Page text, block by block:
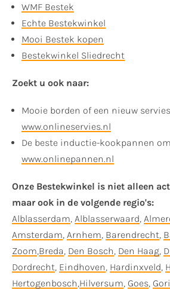
WMF Bestek
Echte Bestekwinkel
Mooi Bestek kopen
Bestekwinkel Sliedrecht
Zoekt u ook naar:
Mooie borden of een nieuw
www.onlineservies.nl
De beste inductie-kookpannen
www.onlinepannen.nl
Onze Bestekwinkel is niet alleen
maar ook in de volgende regio's:
Alblasserdam, Alblasserwaard,
Amsterdam, Arnhem, Barendrecht,
Zoom,Breda, Den Bosch, Den Haag,
Dordrecht, Eindhoven, Hardinxveld,
Hertogenbosch,Hilversum, Goes,